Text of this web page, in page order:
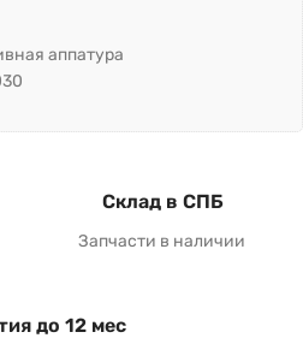
аппатура
Склад в СПБ
Запчасти в наличии
до 12 мес